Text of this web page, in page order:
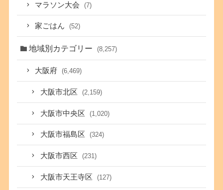
マラソン大会 (7)
家ごはん (52)
地域別カテゴリー (8,257)
大阪府 (6,469)
大阪市北区 (2,159)
大阪市中央区 (1,020)
大阪市福島区 (324)
大阪市西区 (231)
大阪市天王寺区 (127)